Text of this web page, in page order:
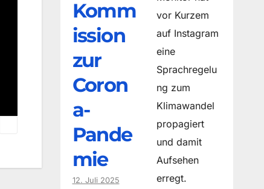
Komm
ission
zur
Coron
a-
Pande
mie
12. Juli 2025
vor Kurzem
auf Instagram
eine
Sprachregelu
ng zum
Klimawandel
propagiert
und damit
Aufsehen
erregt.